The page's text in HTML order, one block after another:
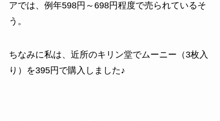
アでは、例年598円～698円程度で売られているそ
う。
ちなみに私は、近所のキリン堂でムーニー（3枚入
り）を395円で購入しました♪